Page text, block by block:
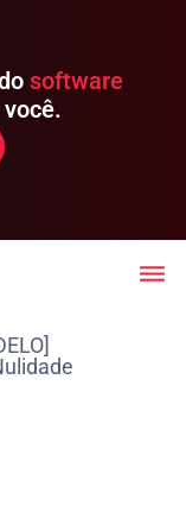
software